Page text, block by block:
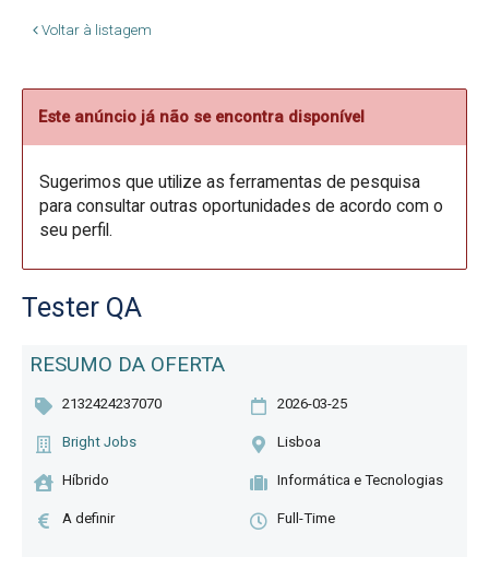
Voltar à listagem
Este anúncio já não se encontra disponível
Sugerimos que utilize as ferramentas de pesquisa
para consultar outras oportunidades de acordo com o
seu perfil.
Tester QA
RESUMO DA OFERTA
2132424237070 2026-03-25
Bright Jobs Lisboa
Híbrido Informática e Tecnologias
A definir Full-Time